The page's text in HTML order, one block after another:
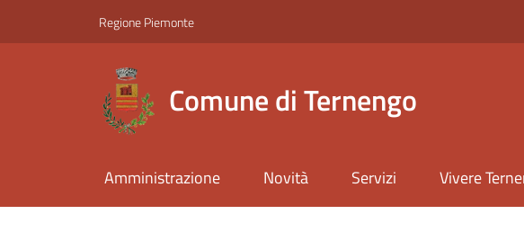
Regione Piemonte
Comune di Ternengo
Amministrazione Novità Servizi Vivere